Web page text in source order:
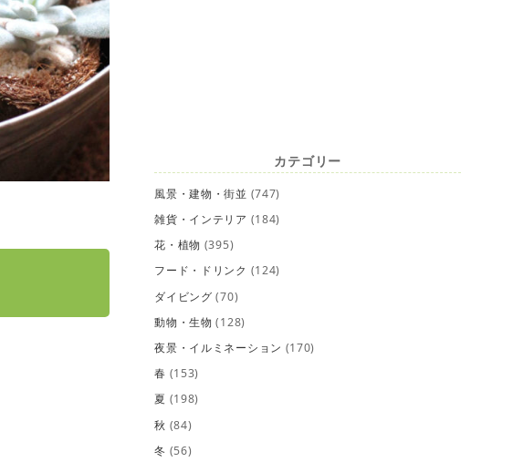
カテゴリー
風景・建物・街並 (747)
雑貨・インテリア (184)
花・植物 (395)
フード・ドリンク (124)
ダイビング (70)
動物・生物 (128)
夜景・イルミネーション (170)
春 (153)
夏 (198)
秋 (84)
冬 (56)